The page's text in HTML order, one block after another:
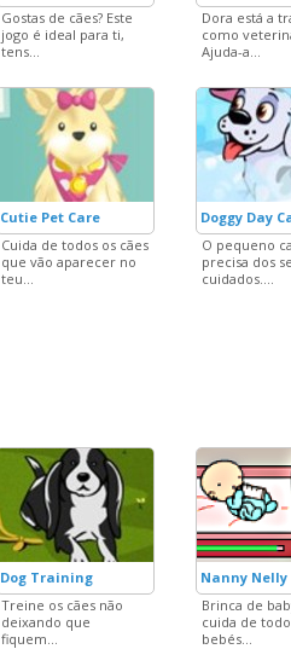
Gostas de cães? Este
jogo é ideal para ti,
tens...
Dora está a
como
Ajuda-a...
Cutie Pet Care
Cuida de todos os cães
que vão aparecer no
teu...
Doggy Day
O pequeno
precisa dos
cuidados....
Dog Training
Treine os cães não
deixando que
fiquem...
Nanny Nelly
Brinca de
cuida de
bebés...